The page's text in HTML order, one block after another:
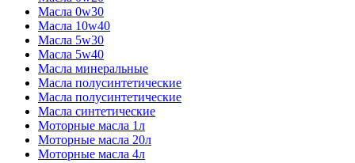
Масла 0w30
Масла 10w40
Масла 5w30
Масла 5w40
Масла минеральные
Масла полусинтетические
Масла полусинтетические
Масла синтетические
Моторные масла 1л
Моторные масла 20л
Моторные масла 4л